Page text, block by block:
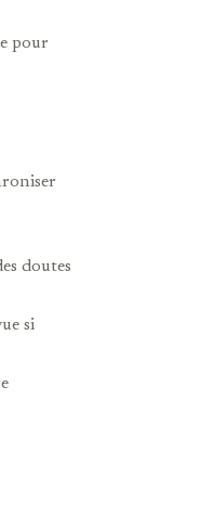
pour
doutes
si